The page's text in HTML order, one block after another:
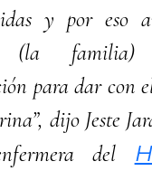
y por eso
(la
para dar con
dijo Jeste
del